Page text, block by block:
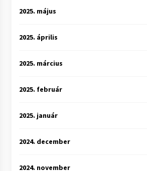
2025. május
2025. április
2025. március
2025. február
2025. január
2024. december
2024. november